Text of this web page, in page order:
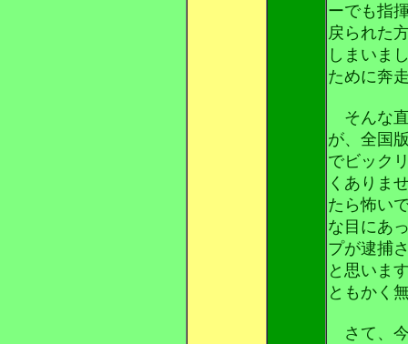
ーでも指
戻られた
しまいま
ために奔
そんな直
が、全国
でビック
くありま
たら怖い
な目にあ
プが逮捕
と思いま
ともかく
さて、今